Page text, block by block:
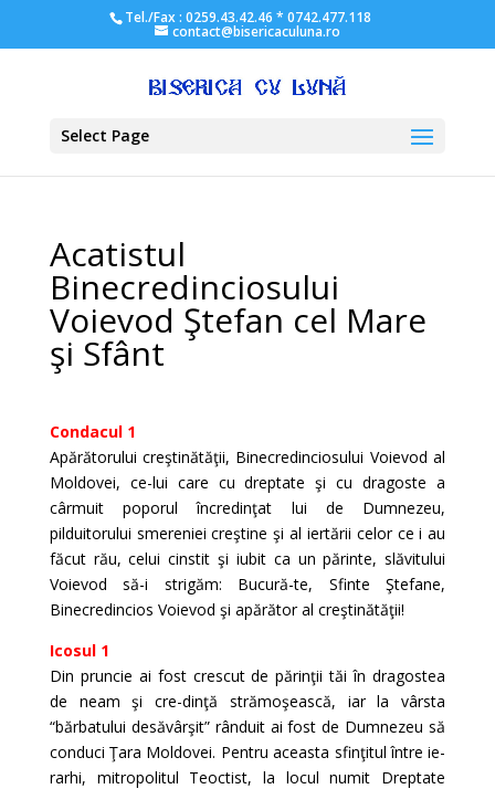
Tel./Fax : 0259.43.42.46 * 0742.477.118
contact@bisericaculuna.ro
Select Page
Acatistul
Binecredinciosului
Voievod Ştefan cel Mare
şi Sfânt
Condacul 1
Apărătorului creştinătăţii, Binecredinciosului Voievod al
Moldovei, ce-lui care cu dreptate şi cu dragoste a
cârmuit poporul încredinţat lui de Dumnezeu,
pilduitorului smereniei creştine şi al iertării celor ce i au
făcut rău, celui cinstit şi iubit ca un părinte, slăvitului
Voievod să-i strigăm: Bucură-te, Sfinte Ştefane,
Binecredincios Voievod şi apărător al creştinătăţii!
Icosul 1
Din pruncie ai fost crescut de părinţii tăi în dragostea
de neam şi cre-dinţă strămoşească, iar la vârsta
“bărbatului desăvârşit” rânduit ai fost de Dumnezeu să
conduci Ţara Moldovei. Pentru aceasta sfinţitul între ie-
rarhi, mitropolitul Teoctist, la locul numit Dreptate